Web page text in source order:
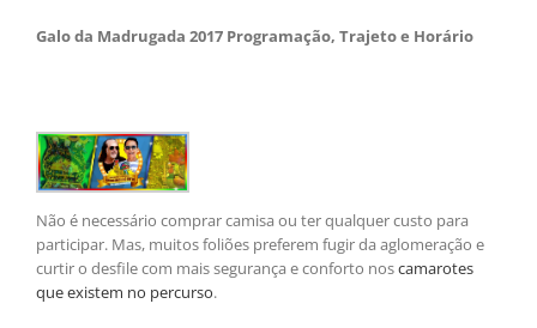
Galo da Madrugada 2017 Programação, Trajeto e Horário
Não é necessário comprar camisa ou ter qualquer custo para
participar. Mas, muitos foliões preferem fugir da aglomeração e
curtir o desfile com mais segurança e conforto noscamarotes
que existem no percurso.